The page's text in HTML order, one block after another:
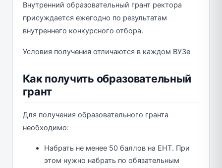
Внутренний образовательный грант ректора
присуждается ежегодно по результатам
внутреннего конкурсного отбора.
Условия получения отличаются в каждом ВУЗе
Как получить образовательный
грант
Для получения образовательного гранта
необходимо:
Набрать не менее 50 баллов на ЕНТ. При
этом нужно набрать по обязательным